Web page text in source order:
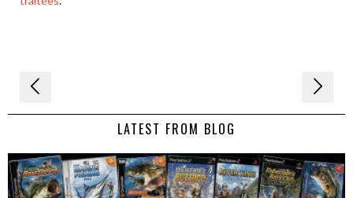
Navigation
de LATEST FROM BLOG